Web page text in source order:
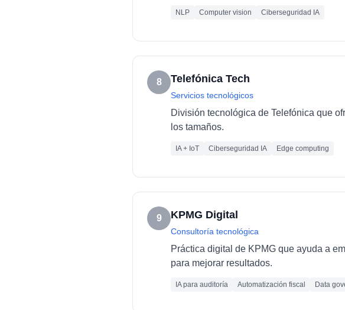
NLP Computer vision Ciberseguridad IA
8 Telefónica Tech
Servicios tecnológicos
División tecnológica de Telefónica que
los tamaños.
IA + IoT Ciberseguridad IA Edge computing
9 KPMG Digital
Consultoría tecnológica
Práctica digital de KPMG que ayuda a
para mejorar resultados.
IA para auditoría Automatización fiscal Data